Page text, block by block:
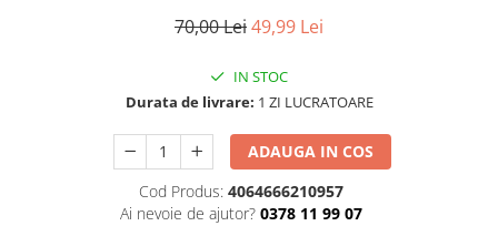
70,00 Lei49,99 Lei
IN STOC
Durata de livrare: 1 ZI LUCRATOARE
ADAUGA IN COS
Cod Produs: 4064666210957
Ai nevoie de ajutor? 0378 11 99 07